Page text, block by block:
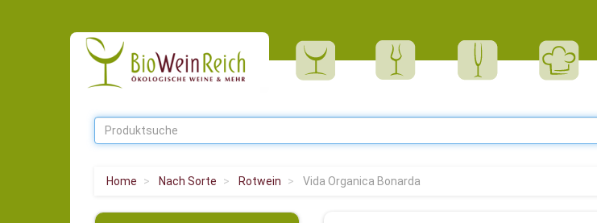
Home Nach Sorte Rotwein Vida Organica Bonarda